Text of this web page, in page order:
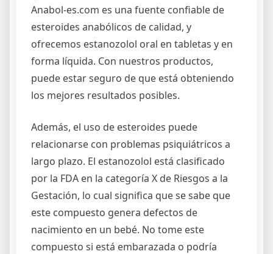
Anabol-es.com es una fuente confiable de
esteroides anabólicos de calidad, y
ofrecemos estanozolol oral en tabletas y en
forma líquida. Con nuestros productos,
puede estar seguro de que está obteniendo
los mejores resultados posibles.
Además, el uso de esteroides puede
relacionarse con problemas psiquiátricos a
largo plazo. El estanozolol está clasificado
por la FDA en la categoría X de Riesgos a la
Gestación, lo cual significa que se sabe que
este compuesto genera defectos de
nacimiento en un bebé. No tome este
compuesto si está embarazada o podría